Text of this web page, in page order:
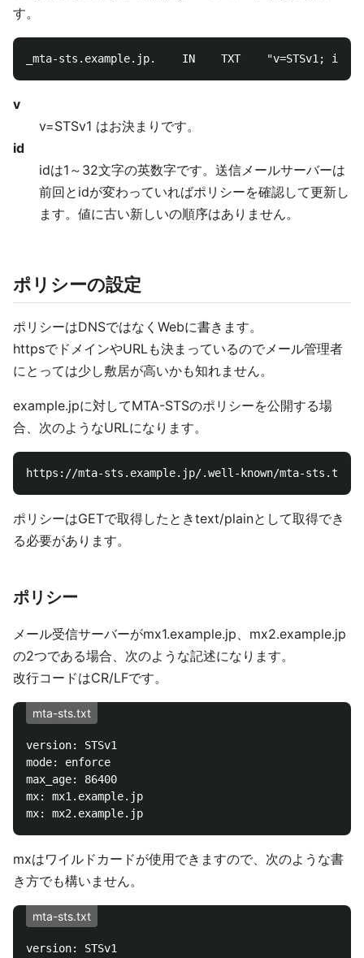
す。
v
v=STSv1 はお決まりです。
id
idは1～32文字の英数字です。送信メールサーバーは
前回とidが変わっていればポリシーを確認して更新し
ます。値に古い新しいの順序はありません。
ポリシーの設定
ポリシーはDNSではなくWebに書きます。
httpsでドメインやURLも決まっているのでメール管理者
にとっては少し敷居が高いかも知れません。
example.jpに対してMTA-STSのポリシーを公開する場
合、次のようなURLになります。
ポリシーはGETで取得したときtext/plainとして取得でき
る必要があります。
ポリシー
メール受信サーバーがmx1.example.jp、mx2.example.jp
の2つである場合、次のような記述になります。
改行コードはCR/LFです。
mta-sts.txt
version: STSv1
mode: enforce
max_age: 86400
mx: mx1.example.jp
mxはワイルドカードが使用できますので、次のような書
き方でも構いません。
mta-sts.txt
version: STSv1